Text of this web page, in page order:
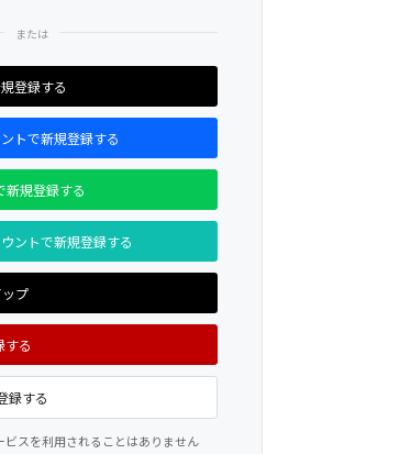
登録する
トで新規登録する
新規登録する
ントで新規登録する
プ
する
録する
スを利用されることはありません